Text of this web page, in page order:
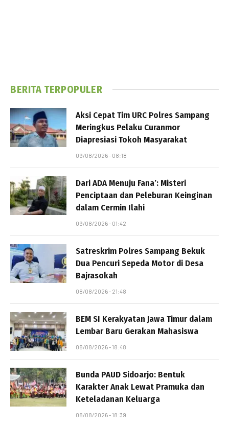
BERITA TERPOPULER
Aksi Cepat Tim URC Polres Sampang
Meringkus Pelaku Curanmor
Diapresiasi Tokoh Masyarakat
09/08/2026 - 08:18
Dari ADA Menuju Fana’: Misteri
Penciptaan dan Peleburan Keinginan
dalam Cermin Ilahi
09/08/2026 - 01:42
Satreskrim Polres Sampang Bekuk
Dua Pencuri Sepeda Motor di Desa
Bajrasokah
08/08/2026 - 21:48
BEM SI Kerakyatan Jawa Timur dalam
Lembar Baru Gerakan Mahasiswa
08/08/2026 - 18:48
Bunda PAUD Sidoarjo: Bentuk
Karakter Anak Lewat Pramuka dan
Keteladanan Keluarga
08/08/2026 - 18:39